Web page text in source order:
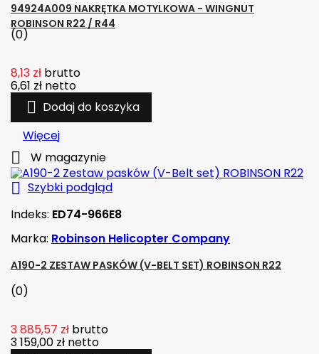
94924A009 NAKRĘTKA MOTYLKOWA - WINGNUT
ROBINSON R22 / R44
(0)
8,13 zł brutto
6,61 zł netto
 Dodaj do koszyka
Więcej
 W magazynie
 Szybki podgląd
Indeks: ED74-966E8
Marka: Robinson Helicopter Company
A190-2 ZESTAW PASKÓW (V-BELT SET) ROBINSON R22
(0)
3 885,57 zł brutto
3 159,00 zł netto